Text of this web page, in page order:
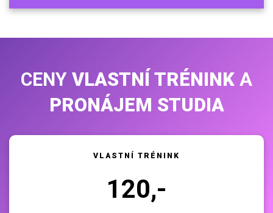
CENY VLASTNÍ TRÉNINK A
PRONÁJEM STUDIA
VLASTNÍ TRÉNINK
120,-